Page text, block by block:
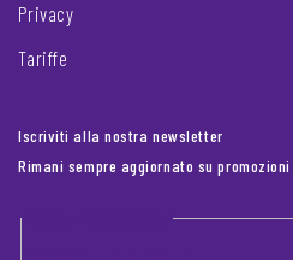
Privacy
Tariffe
Iscriviti alla nostra newsletter
Rimani sempre aggiornato su
Footer newsletter